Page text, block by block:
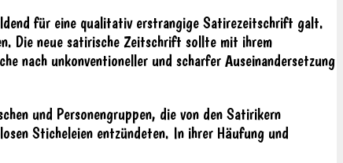
für eine qualitativ erstrangige Satirezeitschrift galt.
Die neue satirische Zeitschrift sollte mit ihrem
nach unkonventioneller und scharfer Auseinandersetzung
und Personengruppen, die von den Satirikern
Sticheleien entzündeten. In ihrer Häufung und